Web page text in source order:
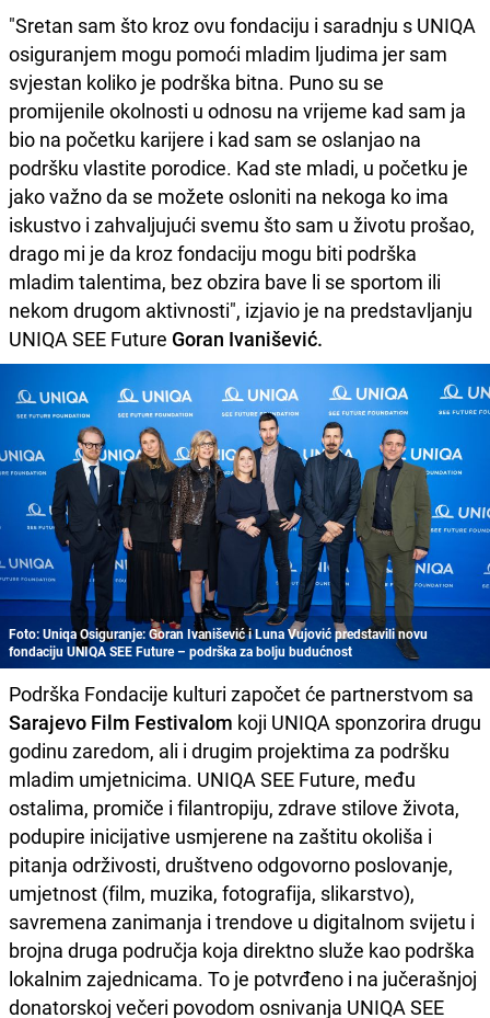
"Sretan sam što kroz ovu fondaciju i saradnju s UNIQA
osiguranjem mogu pomoći mladim ljudima jer sam
svjestan koliko je podrška bitna. Puno su se
promijenile okolnosti u odnosu na vrijeme kad sam ja
bio na početku karijere i kad sam se oslanjao na
podršku vlastite porodice. Kad ste mladi, u početku je
jako važno da se možete osloniti na nekoga ko ima
iskustvo i zahvaljujući svemu što sam u životu prošao,
drago mi je da kroz fondaciju mogu biti podrška
mladim talentima, bez obzira bave li se sportom ili
nekom drugom aktivnosti", izjavio je na predstavljanju
UNIQA SEE Future Goran Ivanišević.
Foto: Uniqa Osiguranje: Goran Ivanišević i Luna Vujović predstavili novu
fondaciju UNIQA SEE Future – podrška za bolju budućnost
Podrška Fondacije kulturi započet će partnerstvom sa
Sarajevo Film Festivalom koji UNIQA sponzorira drugu
godinu zaredom, ali i drugim projektima za podršku
mladim umjetnicima. UNIQA SEE Future, među
ostalima, promiče i filantropiju, zdrave stilove života,
podupire inicijative usmjerene na zaštitu okoliša i
pitanja održivosti, društveno odgovorno poslovanje,
umjetnost (film, muzika, fotografija, slikarstvo),
savremena zanimanja i trendove u digitalnom svijetu i
brojna druga područja koja direktno služe kao podrška
lokalnim zajednicama. To je potvrđeno i na jučerašnjoj
donatorskoj večeri povodom osnivanja UNIQA SEE